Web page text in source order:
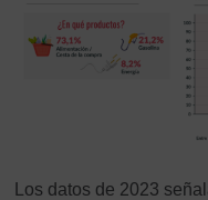
Los datos de 2023